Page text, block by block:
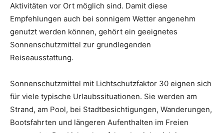
Aktivitäten vor Ort möglich sind. Damit diese
Empfehlungen auch bei sonnigem Wetter angenehm
genutzt werden können, gehört ein geeignetes
Sonnenschutzmittel zur grundlegenden
Reiseausstattung.
Sonnenschutzmittel mit Lichtschutzfaktor 30 eignen sich
für viele typische Urlaubssituationen. Sie werden am
Strand, am Pool, bei Stadtbesichtigungen, Wanderungen,
Bootsfahrten und längeren Aufenthalten im Freien